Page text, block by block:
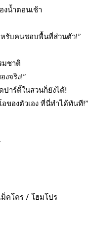
น้ำตอนเช้า
รับคนชอบพื้นที่ส่วนตัว!”
มชาติ
จริง!”
าร์ตี้ในสวนก็ยังได้!
ของตัวเอง ที่นี่ทำได้ทันที!”
คโคร / โฮมโปร